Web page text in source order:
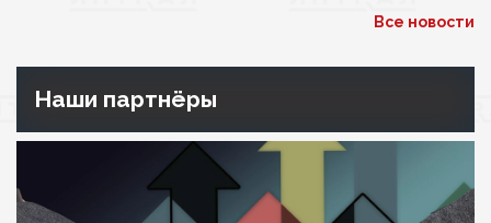
Все новости
Наши партнёры